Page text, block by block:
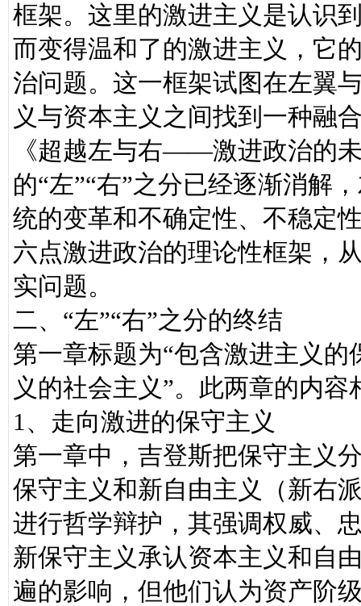
框架。这里的激进主义是认识
而变得温和了的激进主义，它
治问题。这一框架试图在左翼
义与资本主义之间找到一种融
《超越左与右——激进政治的
的“左”“右”之分已经逐渐消解
统的变革和不确定性、不稳定
六点激进政治的理论性框架，
实问题。
二、“左”“右”之分的终结
第一章标题为“包含激进主义
义的社会主义”。此两章的内容
1、走向激进的保守主义
第一章中，吉登斯把保守主义
保守主义和新自由主义（新右
进行哲学辩护，其强调权威、
新保守主义承认资本主义和自
遍的影响，但他们认为资产阶